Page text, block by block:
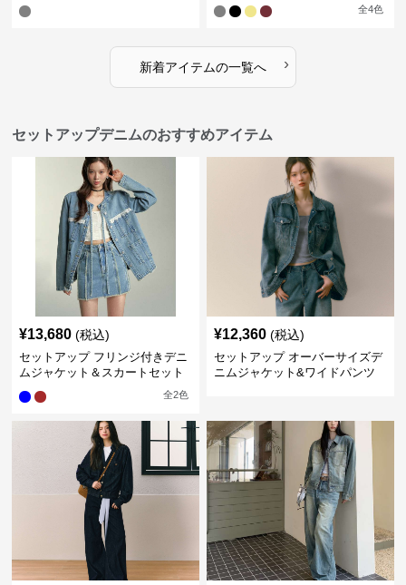
全4色
新着アイテムの一覧へ ›
セットアップデニムのおすすめアイテム
¥13,680 (税込)
セットアップ フリンジ付きデニ
ムジャケット＆スカートセット
全2色
¥12,360 (税込)
セットアップ オーバーサイズデ
ニムジャケット&ワイドパンツ